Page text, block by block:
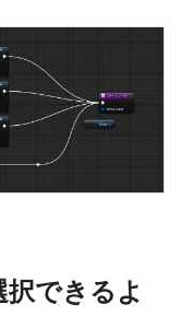
できるよ